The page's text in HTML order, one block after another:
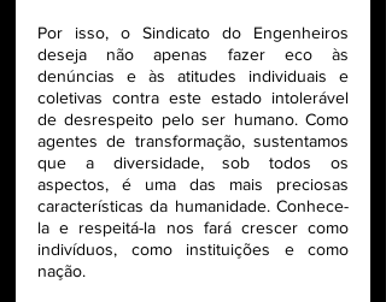
Por isso, o Sindicato do Engenheiros
deseja não apenas fazer eco às
denúncias e às atitudes individuais e
coletivas contra este estado intolerável
de desrespeito pelo ser humano. Como
agentes de transformação, sustentamos
que a diversidade, sob todos os
aspectos, é uma das mais preciosas
características da humanidade. Conhece-
la e respeitá-la nos fará crescer como
indivíduos, como instituições e como
nação.